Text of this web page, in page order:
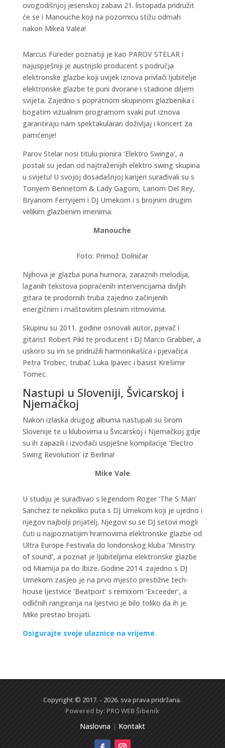
ovogodišnjoj jesenskoj zabavi 21. listopada pridružit
će se i Manouche koji na pozornicu stižu odmah
nakon Mikea Valea!
Marcus Füreder poznatiji je kao PAROV STELAR i
najuspješniji je austrijski producent s područja
elektronske glazbe koji uvijek iznova privlači ljubitelje
elektronske glazbe te puni dvorane i stadione diljem
svijeta. Zajedno s popratnom skupinom glazbenika i
bogatim vizualnim programom svaki put iznova
garantiraju nam spektakularan doživljaj i koncert za
pamćenje!
Parov Stelar nosi titulu pionira ‘Elektro Swinga’, a
postali su jedan od najtraženijih elektro swing skupina
u svijetu! U svojoj dosadašnjoj karijeri surađivali su s
Tonyem Bennetom & Lady Gagom, Lanom Del Rey,
Bryanom Ferryijem i DJ Umekom i s brojnim drugim
velikim glazbenim imenima.
Manouche
Foto: Primož Dolničar
Njihova je glazba puna humora, zaraznih melodija,
laganih tekstova popraćenih intervencijama divljih
gitara te prodornih truba zajedno začinjenih
energičnim i maštovitim plesnim ritmovima.
Skupinu su 2011. godine osnovali autor, pjevač i
gitarist Robert Pikl te producent i DJ Marco Grabber, a
uskoro su im se pridružili harmonikašica i pjevačica
Petra Trobec, trubač Luka Ipavec i basist Krešimir
Tomec.
Nastupi u Sloveniji, Švicarskoj i
Njemačkoj
Nakon izlaska drugog albuma nastupali su širom
Slovenije te u klubovima u Švicarskoj i Njemačkoj gdje
su ih zapazili i izvođači uspješne kompilacije ‘Electro
Swing Revolution’ iz Berlina!
Mike Vale
U studiju je surađivao s legendom Roger ‘The S Man’
Sanchez te nekoliko puta s DJ Umekom koji je ujedno i
njegov najbolji prijatelj. Njegovi su se DJ setovi mogli
čuti u najpoznatijim hramovima elektronske glazbe od
Ultra Europe Festivala do londonskog kluba ‘Ministry
of sound’, a poznat je ljubiteljima elektronske glazbe
od Miamija pa do Ibize. Godine 2014. zajedno s DJ
Umekom zasjeo je na prvo mjesto prestižne tech-
house ljestvice ‘Beatport’ s remixom ‘Exceeder’, a
odličnih rangiranja na ljestvici je bilo toliko da ih je
Mike prestao brojati.
Osigurajte svoje ulaznice na vrijeme
Copyright © 2017. - 2026. sva prava pridržana.
Powered by: PRO WEBŠibenik
Naslovna| Kontakt